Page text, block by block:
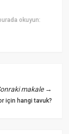
okuyun:
makale→
için hangi tavuk?